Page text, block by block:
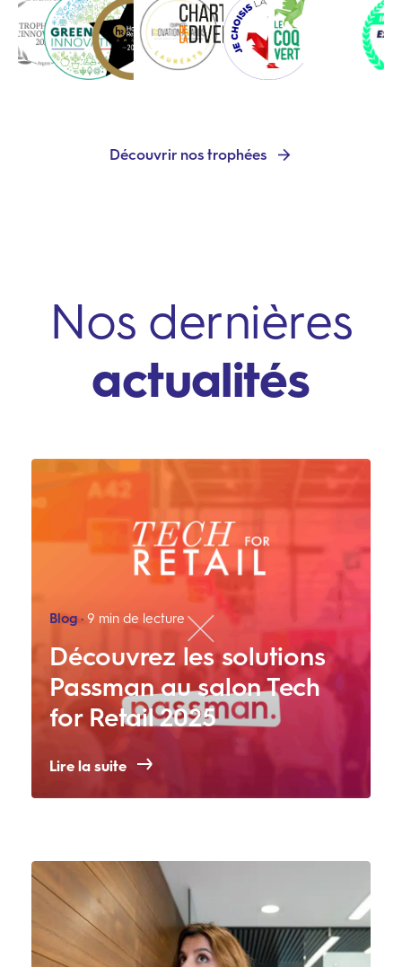
Découvrir nos trophées
Nos dernières
actualités
Blog 9 min de lecture
Découvrez les solutions
Passman au salon Tech
for Retail 2025
Lire la suite